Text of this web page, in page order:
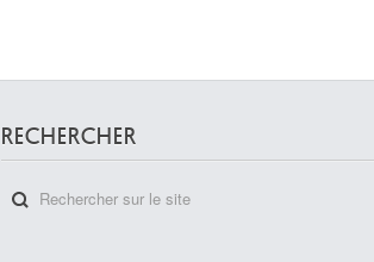
RECHERCHER